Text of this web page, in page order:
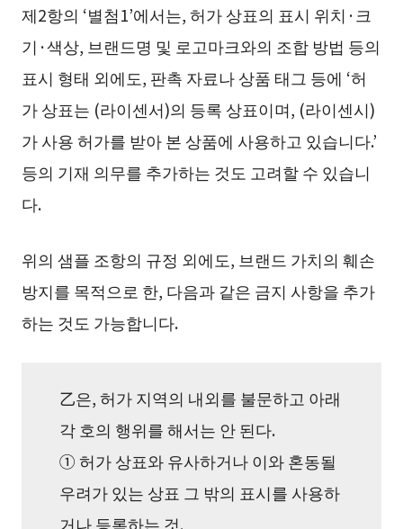
제2항의 ‘별첨1’에서는, 허가 상표의 표시 위치·크
기·색상, 브랜드명 및 로고마크와의 조합 방법 등의
표시 형태 외에도, 판촉 자료나 상품 태그 등에 ‘허
가 상표는 (라이센서)의 등록 상표이며, (라이센시)
가 사용 허가를 받아 본 상품에 사용하고 있습니다.’
등의 기재 의무를 추가하는 것도 고려할 수 있습니
다.
위의 샘플 조항의 규정 외에도, 브랜드 가치의 훼손
방지를 목적으로 한, 다음과 같은 금지 사항을 추가
하는 것도 가능합니다.
乙은, 허가 지역의 내외를 불문하고 아래
각 호의 행위를 해서는 안 된다.
① 허가 상표와 유사하거나 이와 혼동될
우려가 있는 상표 그 밖의 표시를 사용하
거나 등록하는 것.